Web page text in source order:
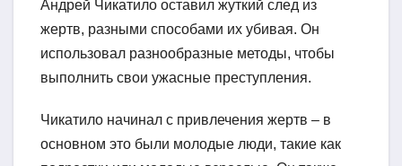
Андрей Чикатило оставил жуткий след из
жертв, разными способами их убивая. Он
использовал разнообразные методы, чтобы
выполнить свои ужасные преступления.
Чикатило начинал с привлечения жертв – в
основном это были молодые люди, такие как